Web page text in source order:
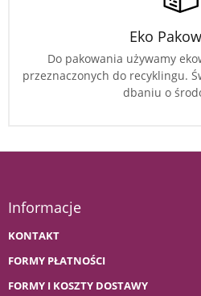
Eko
Do pakowania używamy
przeznaczonych do recyklingu.
dbaniu o
Informacje
KONTAKT
FORMY PŁATNOŚCI
FORMY I KOSZTY DOSTAWY